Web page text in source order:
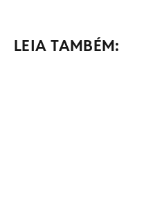
LEIA TAMBÉM: